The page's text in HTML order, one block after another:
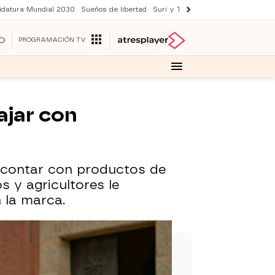
Mundial 2030 Sueños de libertad Suri y Tom Cruise
PROGRAMACIÓN TV
con
con productos de
y agricultores le
la marca.